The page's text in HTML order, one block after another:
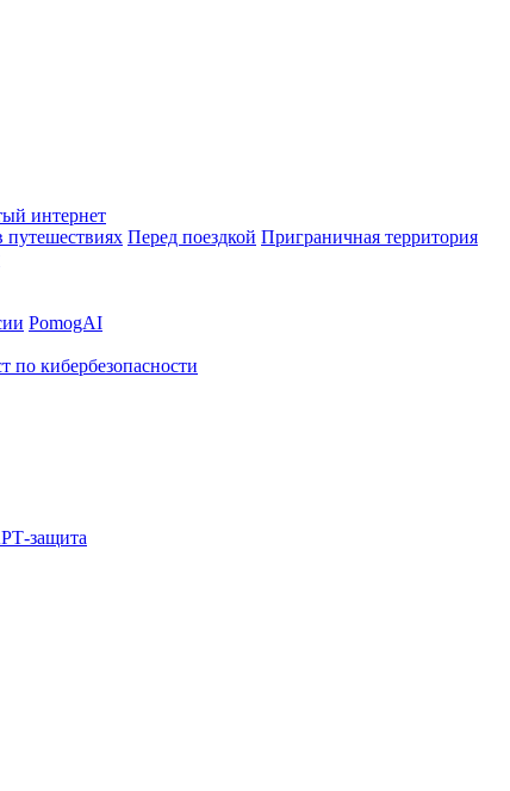
интернет
путешествиях Перед поездкой Приграничная территория
PomogAI
по кибербезопасности
защита